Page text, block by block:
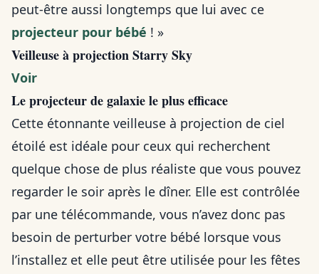
peut-être aussi longtemps que lui avec ce
projecteur pour bébé ! »
Veilleuse à projection Starry Sky
Voir
Le projecteur de galaxie le plus efficace
Cette étonnante veilleuse à projection de ciel
étoilé est idéale pour ceux qui recherchent
quelque chose de plus réaliste que vous pouvez
regarder le soir après le dîner. Elle est contrôlée
par une télécommande, vous n’avez donc pas
besoin de perturber votre bébé lorsque vous
l’installez et elle peut être utilisée pour les fêtes